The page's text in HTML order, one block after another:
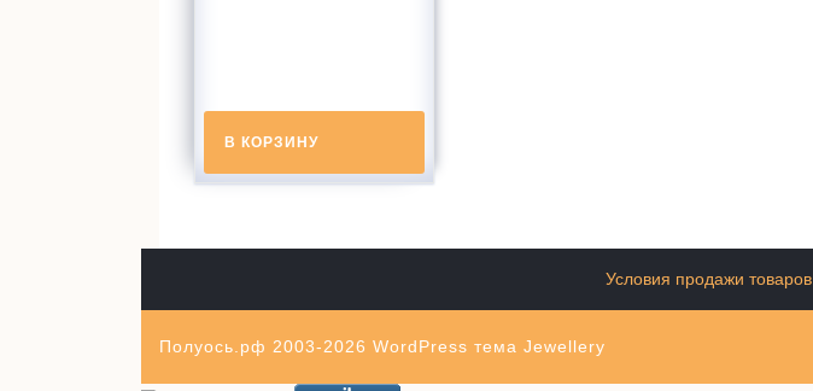
В КОРЗИНУ
Условия продажи товаров
Полуось.рф 2003-2026 WordPress тема Jewellery